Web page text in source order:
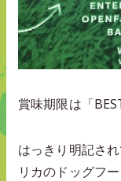
賞味期限は「
はっきり明記さ
リカのドッグフ